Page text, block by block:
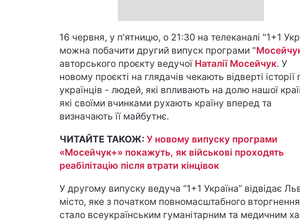
16 червня, у п'ятницю, о 21:30 на телеканалі "1+1
можна побачити другий випуск програми "
авторського проєкту ведучої Наталії Мосейчук. У
новому проєкті на глядачів чекають відверті історії
українців - людей, які впливають на долю нашої
які своїми вчинками рухають країну вперед та
визначають її майбутнє.
ЧИТАЙТЕ ТАКОЖ: У новому випуску програми
«Мосейчук+» покажуть, як військові проходять
реабілітацію після втрати кінцівок
У другому випуску ведуча “1+1 Україна” відвідає
місто, яке з початком повномасштабного вторгнення
стало всеукраїнським гуманітарним та медичним